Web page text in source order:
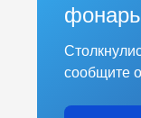
сообщите